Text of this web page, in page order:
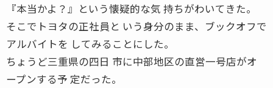
『本当かよ？』という懐疑的な気 持ちがわいてきた。
そこでトヨタの正社員と いう身分のまま、ブックオフで
アルバイトを してみることにした。
ちょうど三重県の四日 市に中部地区の直営一号店がオ
ープンする予 定だった。